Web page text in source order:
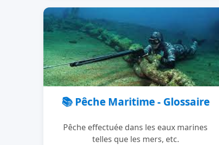
📚 Pêche Maritime - Glossaire
Pêche effectuée dans les eaux marines
telles que les mers, etc.